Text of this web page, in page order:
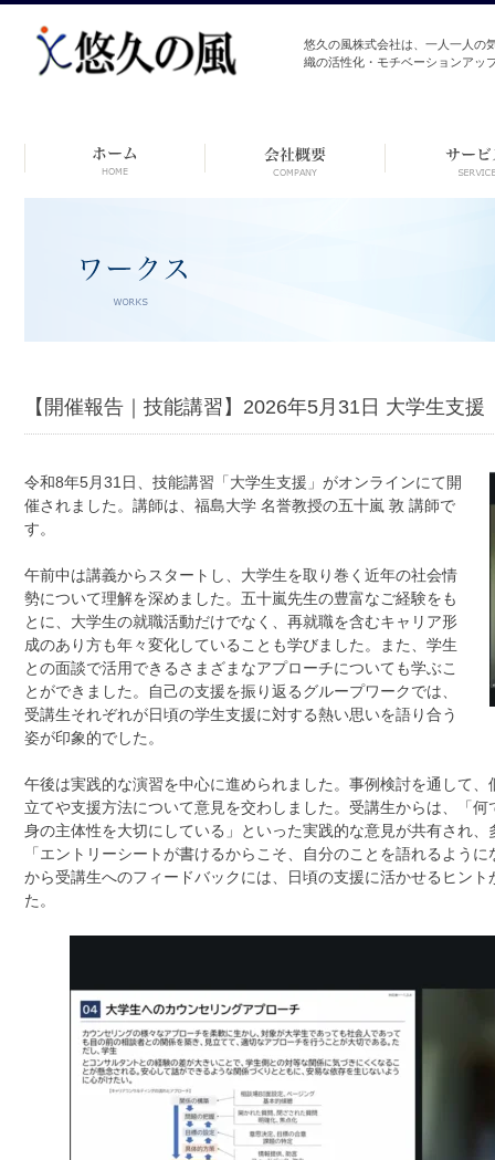
悠久の風株式会社は、一人一人の
織の活性化・モチベーションアッ
テ
ン
【開催報告｜技能講習】2026年5月31日 大学生支援
令和8年5月31日、技能講習「大学生支援」がオンラインにて開
催されました。講師は、福島大学 名誉教授の五十嵐 敦 講師で
す。
午前中は講義からスタートし、大学生を取り巻く近年の社会情
勢について理解を深めました。五十嵐先生の豊富なご経験をも
とに、大学生の就職活動だけでなく、再就職を含むキャリア形
成のあり方も年々変化していることも学びました。また、学生
との面談で活用できるさまざまなアプローチについても学ぶこ
とができました。自己の支援を振り返るグループワークでは、
受講生それぞれが日頃の学生支援に対する熱い思いを語り合う
姿が印象的でした。
午後は実践的な演習を中心に進められました。事例検討を通して
立てや支援方法について意見を交わしました。受講生からは、「
身の主体性を大切にしている」といった実践的な意見が共有され
「エントリーシートが書けるからこそ、自分のことを語れるよう
から受講生へのフィードバックには、日頃の支援に活かせるヒン
た。